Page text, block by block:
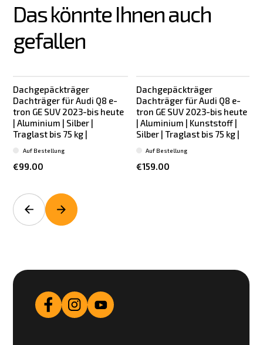
Das könnte Ihnen auch
gefallen
Dachgepäckträger
Dachträger für Audi Q8 e-
tron GE SUV 2023-bis heute
| Aluminium | Silber |
Traglast bis 75 kg |
€99.00
Auf Bestellung
Dachgepäckträger
Dachträger für Audi Q8 e-
tron GE SUV 2023-bis heute
| Aluminium | Kunststoff |
Silber | Traglast bis 75 kg |
€159.00
Auf Bestellung